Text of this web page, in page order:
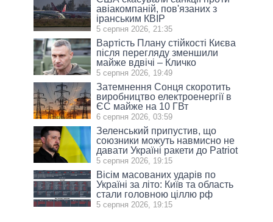
авіакомпаній, пов'язаних з
іранським КВІР
5 серпня 2026, 21:35
Вартість Плану стійкості Києва
після перегляду зменшили
майже вдвічі – Кличко
5 серпня 2026, 19:49
Затемнення Сонця скоротить
виробництво електроенергії в
ЄС майже на 10 ГВт
6 серпня 2026, 03:59
Зеленський припустив, що
союзники можуть навмисно не
давати Україні ракети до Patriot
5 серпня 2026, 19:15
Вісім масованих ударів по
Україні за літо: Київ та область
стали головною ціллю рф
5 серпня 2026, 19:15